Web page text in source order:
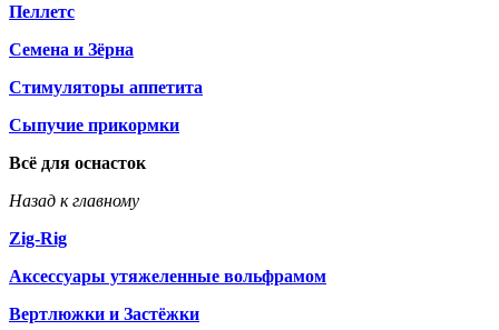
Пеллетс
Семена и Зёрна
Стимуляторы аппетита
Сыпучие прикормки
Всё для оснасток
Назад к главному
Zig-Rig
Аксессуары утяжеленные вольфрамом
Вертлюжки и Застёжки